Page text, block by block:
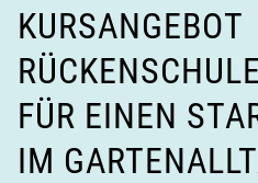
KURSANGEBOT
FÜR EINEN
IM